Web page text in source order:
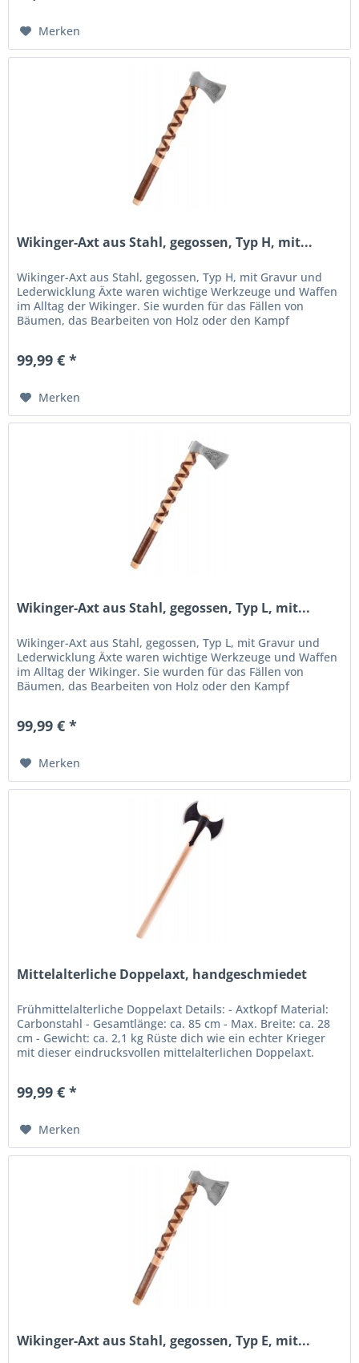
Merken
Wikinger-Axt aus Stahl, gegossen, Typ H, mit...
Wikinger-Axt aus Stahl, gegossen, Typ H, mit Gravur und
Lederwicklung Äxte waren wichtige Werkzeuge und Waffen
im Alltag der Wikinger. Sie wurden für das Fällen von
Bäumen, das Bearbeiten von Holz oder den Kampf
99,99 € *
Merken
Wikinger-Axt aus Stahl, gegossen, Typ L, mit...
Wikinger-Axt aus Stahl, gegossen, Typ L, mit Gravur und
Lederwicklung Äxte waren wichtige Werkzeuge und Waffen
im Alltag der Wikinger. Sie wurden für das Fällen von
Bäumen, das Bearbeiten von Holz oder den Kampf
99,99 € *
Merken
Mittelalterliche Doppelaxt, handgeschmiedet
Frühmittelalterliche Doppelaxt Details: - Axtkopf Material:
Carbonstahl - Gesamtlänge: ca. 85 cm - Max. Breite: ca. 28
cm - Gewicht: ca. 2,1 kg Rüste dich wie ein echter Krieger
mit dieser eindrucksvollen mittelalterlichen Doppelaxt.
99,99 € *
Merken
Wikinger-Axt aus Stahl, gegossen, Typ E, mit...